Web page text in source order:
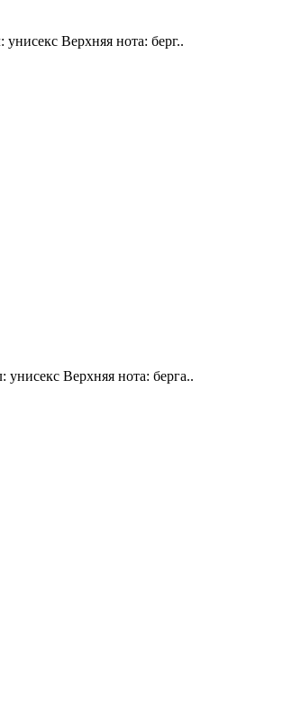
Верхняя нота: берг..
Верхняя нота: берга..